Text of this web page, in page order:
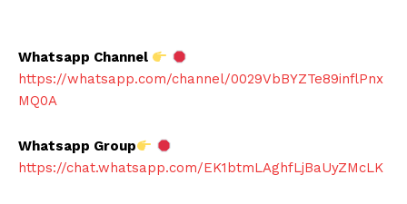
Whatsapp Channel
https://whatsapp.com/channel/0029VbBYZTe89inflPnx
MQ0A
Whatsapp Group
https://chat.whatsapp.com/EK1btmLAghfLjBaUyZMcLK